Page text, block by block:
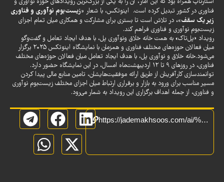
فناوری در کشور تبدیل کرده است. اینوتکس، با شعار «زیست‌بوم نوآوری و فناوری
زیر یک سقف»، در تلاش است تا بستری برای مشارکت و همکاری میان تمام اجزای
زیست‌بوم نوآوری و فناوری فراهم کند.
رویداد «پل‌تاک» به همت خانه خلاق و‌نوآوری پل، با هدف ایجاد تعامل و گفت‌وگو
میان فعالان حوزه‌های مختلف فناوری و همزمان با نمایشگاه اینوتکس ۲۰۲۵ برگزار
می‌شود.خانه خلاق و‌ نوآوری پل، با هدف ایجاد تعامل میان فعالان حوژه‌های مختلف
فناوری، در روزهای ۹ تا ۱۲ اردیبهشت‌ماه امسال، در این نمایشگاه حضور دارد.
توانمندسازی کارآفرینان از طریق ارائه موفقیت‌هایشان، تامین منابع مالی پیدا کردن
مسیر مناسب برای ورود به بازار و برقراری ارتباط میان اجزای مختلف زیست‌بوم نوآوری
و فناوری، از جمله اهداف برگزاری این رویداد به شمار می‌رود.
https://jademakhsoos.com/ai/%D8%B2%DB%8C%D8%B3%D8%AA%D8%A8%D9%88%D9%85-%D9%86%D9%88%D8%A2%D9%88%D8%B1%DB%8C-%D9%88-%D9%81%D9%86%D8%A7%D9%88%D8%B1%DB%8C-%D8%B2%DB%8C%D8%B1-%DB%8C%DA%A9-%D8%B3%D9%82%D9%81/